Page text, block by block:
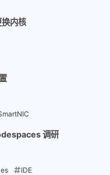
内核
调研
IDE